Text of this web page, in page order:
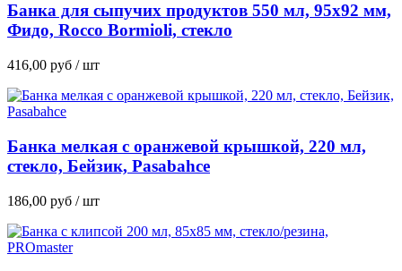
Банка для сыпучих продуктов 550 мл, 95х92 мм,
Фидо, Rocco Bormioli, стекло
416,00 руб / шт
Банка мелкая с оранжевой крышкой, 220 мл,
стекло, Бейзик, Pasabahce
186,00 руб / шт